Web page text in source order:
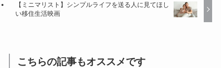
【ミニマリスト】シンプルライフを送る人に見てほし
い移住生活映画
こちらの記事もオススメです